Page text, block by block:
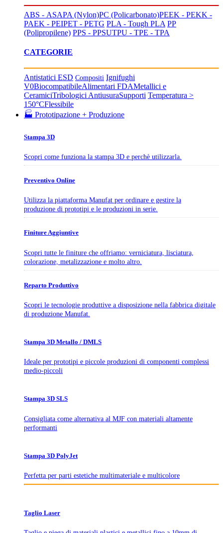
ABS - ASAPA (Nylon)PC (Policarbonato)PEEK - PEKK -
PAEK - PEIPET - PETG PLA - Tough PLA PP
(Polipropilene) PPS - PPSUTPU - TPE - TPA
CATEGORIE
Antistatici ESD Compositi Ignifughi
V0BiocompatibileAlimentari FDAMetallici e
CeramiciTribologici AntiusuraSupporti Temperatura >
150°CFlessibile
🏭 Prototipazione + Produzione
Stampa 3D
Scopri come funziona la stampa 3D e perchè utilizzarla.
Preventivo Online
Utilizza la piattaforma Manufat per ordinare e gestire la
produzione di prototipi e le produzioni in serie.
Finiture Aggiuntive
Scopri tutte le finiture che offriamo: verniciatura, lisciatura,
colorazione, metalizzazione e molto altro.
Reparto Produttivo
Scopri le tecnologie produttive a disposizione nella fabbrica digitale
di produzione Manufat.
Stampa 3D Metallo / DMLS
Ideale per prototipi e piccole produzioni di componenti complessi
medio-piccoli
Stampa 3D SLS
Consigliata come alternativa al MJF con materiali altamente
performanti
Stampa 3D PolyJet
Perfetta per parti estetiche multimateriale e multicolore
Taglio Laser